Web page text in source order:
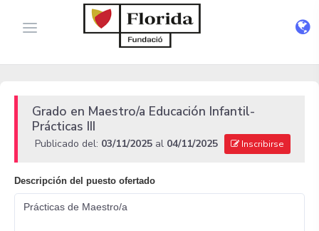
Grado en Maestro/a Educación Infantil-
Prácticas III
Publicado del: 03/11/2025 al 04/11/2025 Inscribirse
Descripción del puesto ofertado
Prácticas de Maestro/a